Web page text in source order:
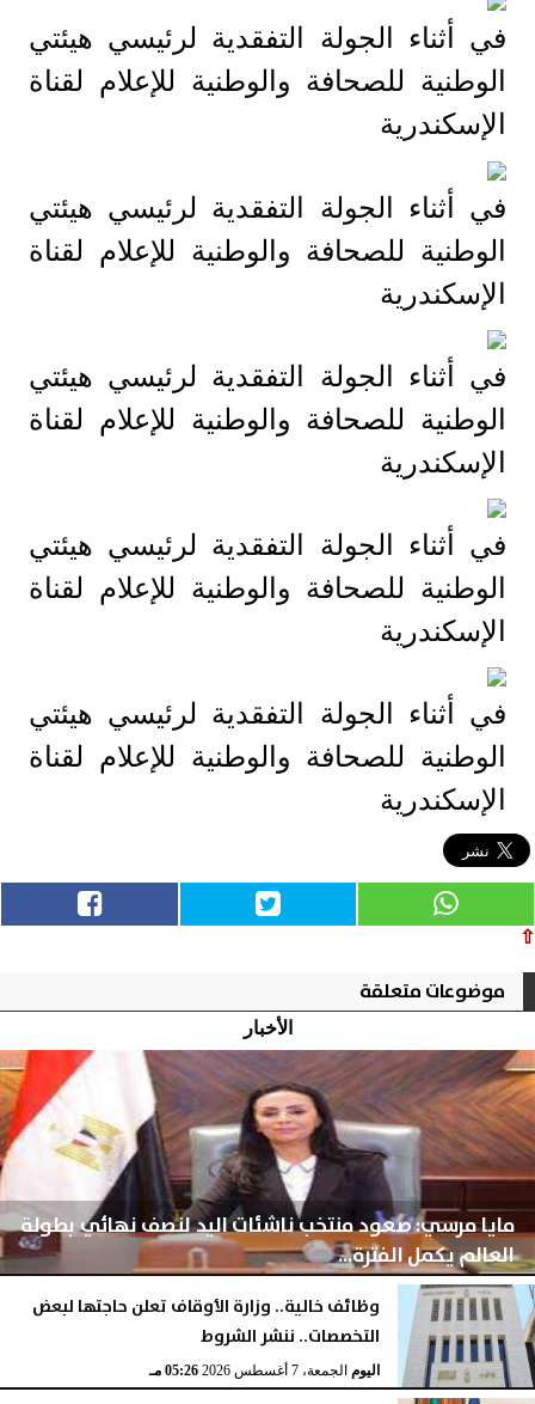
في أثناء الجولة التفقدية لرئيسي هيئتي
الوطنية للصحافة والوطنية للإعلام لقناة
الإسكندرية
في أثناء الجولة التفقدية لرئيسي هيئتي
الوطنية للصحافة والوطنية للإعلام لقناة
الإسكندرية
في أثناء الجولة التفقدية لرئيسي هيئتي
الوطنية للصحافة والوطنية للإعلام لقناة
الإسكندرية
في أثناء الجولة التفقدية لرئيسي هيئتي
الوطنية للصحافة والوطنية للإعلام لقناة
الإسكندرية
في أثناء الجولة التفقدية لرئيسي هيئتي
الوطنية للصحافة والوطنية للإعلام لقناة
الإسكندرية
⇧
موضوعات متعلقة
الأخبار
مايا مرسي: صعود منتخب ناشئات اليد لنصف نهائي بطولة
العالم يكمل الفترة...
اليومالجمعة، 7 أغسطس 2026 05:28 مـ
وظائف خالية.. وزارة الأوقاف تعلن حاجتها لبعض
التخصصات.. ننشر الشروط
اليومالجمعة، 7 أغسطس 2026 05:26 مـ